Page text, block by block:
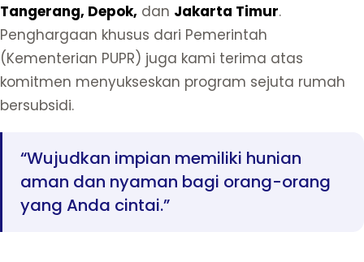
Tangerang, Depok, dan Jakarta Timur.
Penghargaan khusus dari Pemerintah
(Kementerian PUPR) juga kami terima atas
komitmen menyukseskan program sejuta rumah
bersubsidi.
“Wujudkan impian memiliki hunian
aman dan nyaman bagi orang-orang
yang Anda cintai.”